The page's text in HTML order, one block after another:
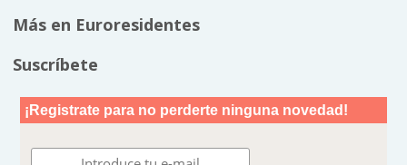
Más en Euroresidentes
Suscríbete